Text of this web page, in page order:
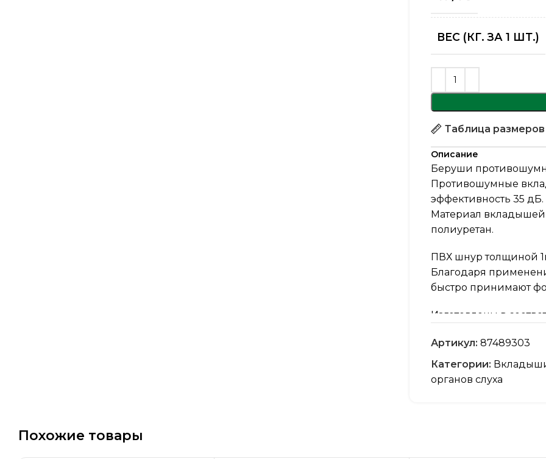
ВЕС (КГ. ЗА 1 ШТ.)
Таблица размеров
Описание
Беруши
Противошумные
эффективность 35 дБ.
Материал
полиуретан.
ПВХ шнур толщиной
Благодаря
быстро принимают
Изготовлены в
средств
Артикул: 87489303
Категории:
органов слуха
Похожие товары